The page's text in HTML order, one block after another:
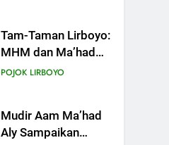
Tam-Taman Lirboyo:
MHM dan Ma’had
Aly Gelar Koreksian
POJOK LIRBOYO
Mudir Aam Ma’had
Aly Sampaikan